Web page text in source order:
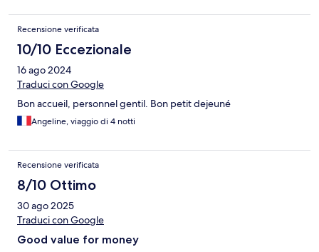
Recensione verificata
10/10 Eccezionale
16 ago 2024
Traduci con Google
Bon accueil, personnel gentil. Bon petit dejeuné
Angeline, viaggio di 4 notti
Recensione verificata
8/10 Ottimo
30 ago 2025
Traduci con Google
Good value for money